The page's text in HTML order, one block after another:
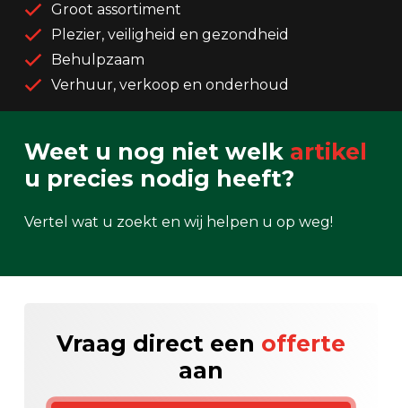
Groot assortiment
Plezier, veiligheid en gezondheid
Behulpzaam
Verhuur, verkoop en onderhoud
Weet u nog niet welk artikel
u precies nodig heeft?
Vertel wat u zoekt en wij helpen u op weg!
Vraag direct een offerte
aan